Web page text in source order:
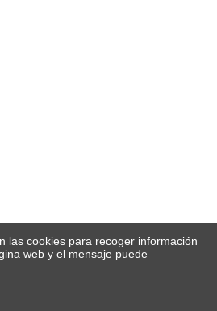
las cookies para recoger información
web y el mensaje puede